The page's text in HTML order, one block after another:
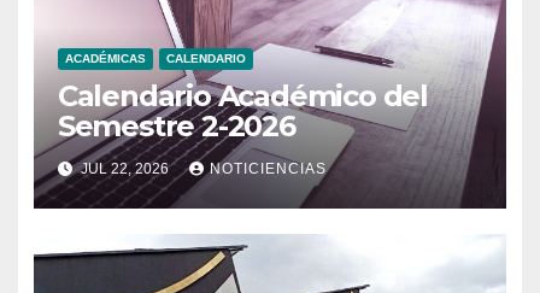
ACADÉMICAS CALENDARIO
Calendario Académico del
Semestre 2-2026
JUL 22, 2026 NOTICIENCIAS